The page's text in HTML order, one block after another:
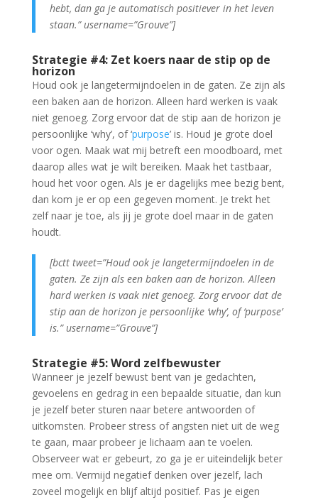
hebt, dan ga je automatisch positiever in het leven
staan.” username=”Grouve”]
Strategie #4: Zet koers naar de stip op de
horizon
Houd ook je langetermijndoelen in de gaten. Ze zijn als
een baken aan de horizon. Alleen hard werken is vaak
niet genoeg. Zorg ervoor dat de stip aan de horizon je
persoonlijke ‘why’, of ‘purpose’ is. Houd je grote doel
voor ogen. Maak wat mij betreft een moodboard, met
daarop alles wat je wilt bereiken. Maak het tastbaar,
houd het voor ogen. Als je er dagelijks mee bezig bent,
dan kom je er op een gegeven moment. Je trekt het
zelf naar je toe, als jij je grote doel maar in de gaten
houdt.
[bctt tweet=”Houd ook je langetermijndoelen in de
gaten. Ze zijn als een baken aan de horizon. Alleen
hard werken is vaak niet genoeg. Zorg ervoor dat de
stip aan de horizon je persoonlijke ‘why’, of ‘purpose’
is.” username=”Grouve”]
Strategie #5: Word zelfbewuster
Wanneer je jezelf bewust bent van je gedachten,
gevoelens en gedrag in een bepaalde situatie, dan kun
je jezelf beter sturen naar betere antwoorden of
uitkomsten. Probeer stress of angsten niet uit de weg
te gaan, maar probeer je lichaam aan te voelen.
Observeer wat er gebeurt, zo ga je er uiteindelijk beter
mee om. Vermijd negatief denken over jezelf, lach
zoveel mogelijk en blijf altijd positief. Pas je eigen